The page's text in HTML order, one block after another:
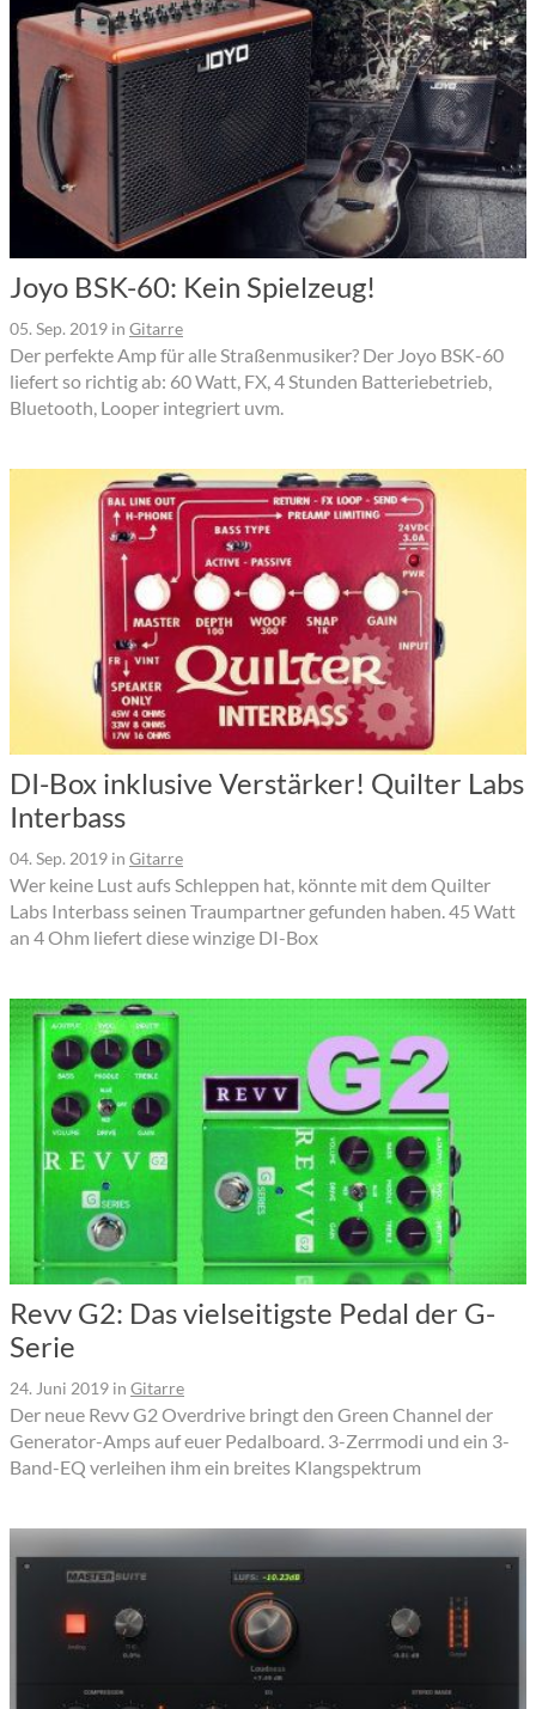
Joyo BSK-60: Kein Spielzeug!
05. Sep. 2019 in Gitarre
Der perfekte Amp für alle Straßenmusiker? Der Joyo BSK-60
liefert so richtig ab: 60 Watt, FX, 4 Stunden Batteriebetrieb,
Bluetooth, Looper integriert uvm.
DI-Box inklusive Verstärker! Quilter Labs
Interbass
04. Sep. 2019 in Gitarre
Wer keine Lust aufs Schleppen hat, könnte mit dem Quilter
Labs Interbass seinen Traumpartner gefunden haben. 45 Watt
an 4 Ohm liefert diese winzige DI-Box
Revv G2: Das vielseitigste Pedal der G-
Serie
24. Juni 2019 in Gitarre
Der neue Revv G2 Overdrive bringt den Green Channel der
Generator-Amps auf euer Pedalboard. 3-Zerrmodi und ein 3-
Band-EQ verleihen ihm ein breites Klangspektrum